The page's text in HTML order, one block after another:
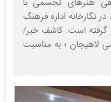
نگارخانه اداره فرهنگ
گرفته است. کاشف خبر/
لاهیجان ؛ به مناسبت